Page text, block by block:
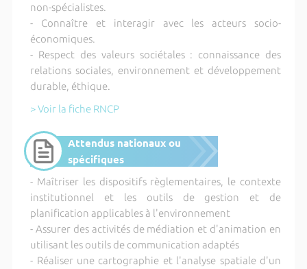
non-spécialistes.
- Connaître et interagir avec les acteurs socio-
économiques.
- Respect des valeurs sociétales : connaissance des
relations sociales, environnement et développement
durable, éthique.
> Voir la fiche RNCP
Attendus nationaux ou
spécifiques
- Maîtriser les dispositifs règlementaires, le contexte
institutionnel et les outils de gestion et de
planification applicables à l'environnement
- Assurer des activités de médiation et d'animation en
utilisant les outils de communication adaptés
- Réaliser une cartographie et l'analyse spatiale d'un